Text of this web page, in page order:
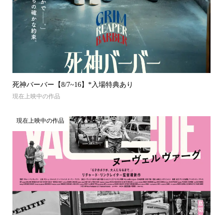
死神バーバー【8/7~16】*入場特典あり
現在上映中の作品
現在上映中の作品